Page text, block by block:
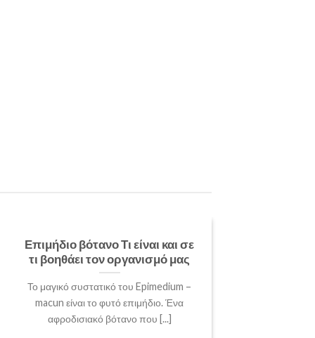
Επιμήδιο βότανο Τι είναι και σε
τι βοηθάει τον οργανισμό μας
Το μαγικό συστατικό του Epimedium –
macun είναι το φυτό επιμήδιο. Ένα
αφροδισιακό βότανο που [...]